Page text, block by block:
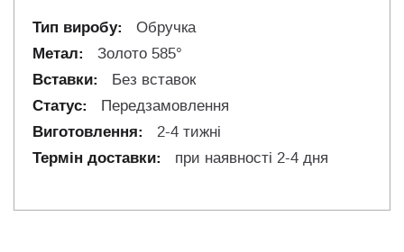
Обручка
Золото 585°
Без вставок
Передзамовлення
2-4 тижні
при наявності 2-4 дня